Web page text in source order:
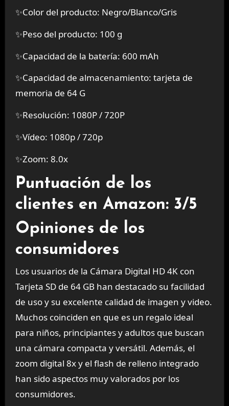
✨Color del producto: Negro/Blanco/Gris
✨Peso del producto: 100 g
✨Capacidad de la batería: 600 mAh
✨Capacidad de almacenamiento: tarjeta de
memoria de 64 G
✨Resolución: 1080P / 720P
✨Vídeo: 1080p / 720p
✨Zoom: 8.0x
Puntuación de los
clientes en Amazon: 3/5
Opiniones de los
consumidores
Los usuarios de la Cámara Digital HD 4K con
Tarjeta SD de 64 GB han destacado su facilidad
de uso y su excelente calidad de imagen y video.
Muchos coinciden en que es un regalo ideal
para niños, principiantes y adultos que buscan
una cámara compacta y versátil. Además, el
zoom digital 8x y el flash de relleno integrado
han sido aspectos muy valorados por los
consumidores.